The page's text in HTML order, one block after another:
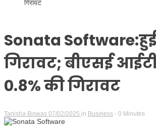
गिरावट
Sonata
गिरावट; बीएसई
0.8% की गिरावट
Tanisha Biswas 07/02/2025 in Business - 0 Minutes